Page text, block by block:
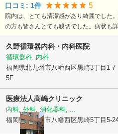
口コミ: 1件 5
院内は、とても清潔感があり綺麗でした
の方も皆さんとても親切でした。病状も
久野循環器内科・内科医院
循環器科, 内科
福岡県北九州市八幡西区黒崎3丁目1-7
5F
医療法人高嶋クリニック
内科, 外科, 消化器科, ...
福岡県北九州市八幡西区黒崎5丁目5-